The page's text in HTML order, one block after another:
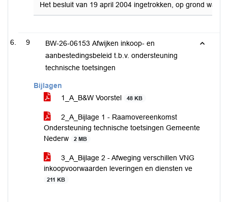
Het besluit van 19 april 2004 ingetrokken, op grond
9
BW-26-06153 Afwijken inkoop- en
aanbestedingsbeleid t.b.v. ondersteuning
technische toetsingen
Bijlagen
1_A_B&W Voorstel
48 KB
2_A_Bijlage 1 - Raamovereenkomst
Ondersteuning technische toetsingen Gemeente
Nederw
2 MB
3_A_Bijlage 2 - Afweging verschillen VNG
inkoopvoorwaarden leveringen en diensten ve
211 KB